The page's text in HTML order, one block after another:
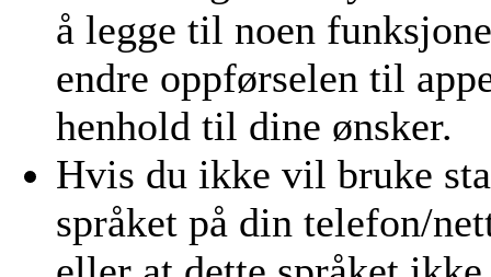
å legge til noen
endre oppførselen til
henhold til dine ønsker.
Hvis du ikke vil bruke
språket på din telefon/